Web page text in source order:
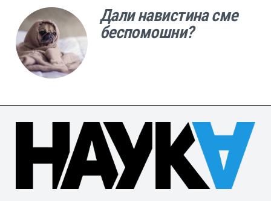
Дали навистина сме
беспомошни?